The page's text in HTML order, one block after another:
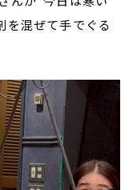
を混ぜて手でぐる